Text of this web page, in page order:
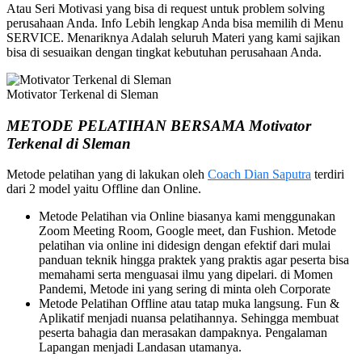
Atau Seri Motivasi yang bisa di request untuk problem solving
perusahaan Anda. Info Lebih lengkap Anda bisa memilih di Menu
SERVICE. Menariknya Adalah seluruh Materi yang kami sajikan
bisa di sesuaikan dengan tingkat kebutuhan perusahaan Anda.
Motivator Terkenal di Sleman
METODE PELATIHAN BERSAMA Motivator
Terkenal di Sleman
Metode pelatihan yang di lakukan oleh Coach Dian Saputra terdiri
dari 2 model yaitu Offline dan Online.
Metode Pelatihan via Online biasanya kami menggunakan
Zoom Meeting Room, Google meet, dan Fushion. Metode
pelatihan via online ini didesign dengan efektif dari mulai
panduan teknik hingga praktek yang praktis agar peserta bisa
memahami serta menguasai ilmu yang dipelari. di Momen
Pandemi, Metode ini yang sering di minta oleh Corporate
Metode Pelatihan Offline atau tatap muka langsung. Fun &
Aplikatif menjadi nuansa pelatihannya. Sehingga membuat
peserta bahagia dan merasakan dampaknya. Pengalaman
Lapangan menjadi Landasan utamanya.